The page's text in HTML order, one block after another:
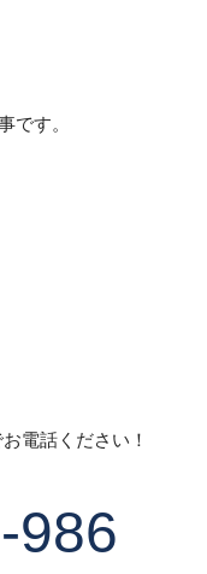
です。
電話ください！